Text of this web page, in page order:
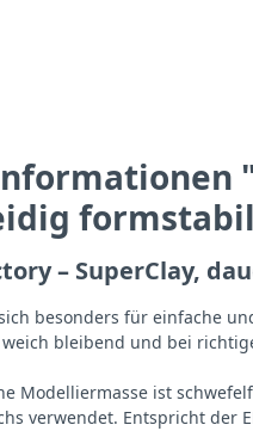
– SuperClay,
besonders für einfache
weich bleibend und bei
Modelliermasse ist
verwendet. Entspricht der